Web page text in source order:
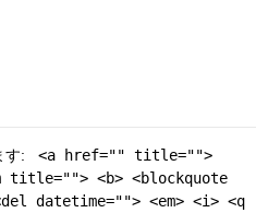
す:
<a href="" title="">
title=""> <b> <blockquote
datetime=""> <em> <i> <q